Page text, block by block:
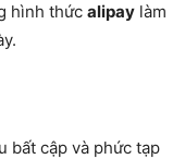
hình thức alipay làm
bất cập và phức tạp